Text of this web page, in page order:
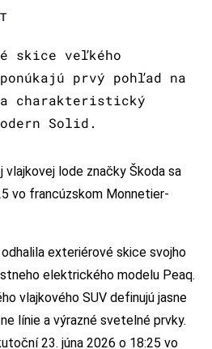
skice veľkého
prvý pohľad na
charakteristický
Solid.
vlajkovej lode značky Škoda sa
vo francúzskom Monnetier-
exteriérové skice svojho
elektrického modelu Peaq.
vlajkového SUV definujú jasne
línie a výrazné svetelné prvky.
23. júna 2026 o 18:25 vo